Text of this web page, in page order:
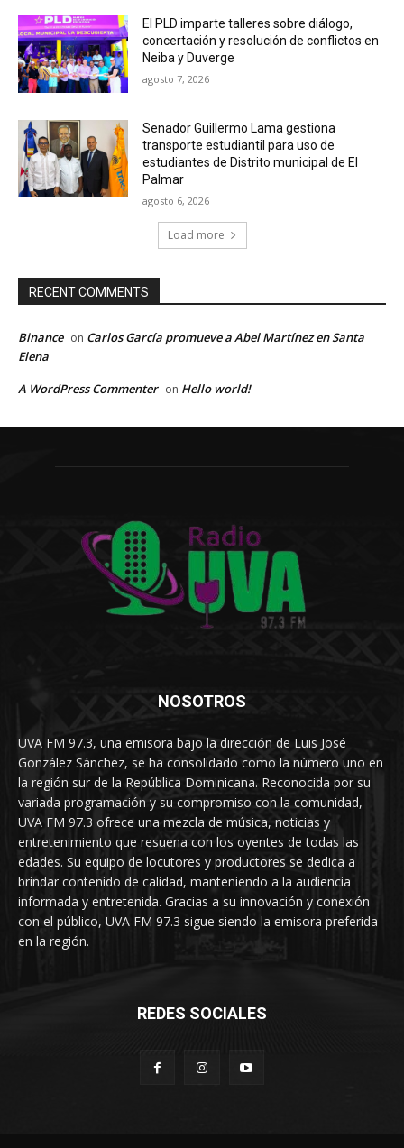
El PLD imparte talleres sobre diálogo,
concertación y resolución de conflictos en
Neiba y Duverge
agosto 7, 2026
Senador Guillermo Lama gestiona
transporte estudiantil para uso de
estudiantes de Distrito municipal de El
Palmar
agosto 6, 2026
Load more
RECENT COMMENTS
Binance on Carlos García promueve a Abel Martínez en Santa
Elena
A WordPress Commenter on Hello world!
NOSOTROS
UVA FM 97.3, una emisora bajo la dirección de Luis José
González Sánchez, se ha consolidado como la número uno en
la región sur de la República Dominicana. Reconocida por su
variada programación y su compromiso con la comunidad,
UVA FM 97.3 ofrece una mezcla de música, noticias y
entretenimiento que resuena con los oyentes de todas las
edades. Su equipo de locutores y productores se dedica a
brindar contenido de calidad, manteniendo a la audiencia
informada y entretenida. Gracias a su innovación y conexión
con el público, UVA FM 97.3 sigue siendo la emisora preferida
en la región.
REDES SOCIALES